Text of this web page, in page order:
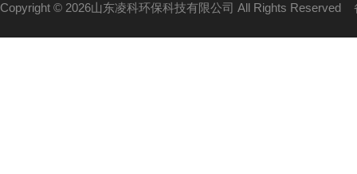
Copyright © 2026山东凌科环保科技有限公司 All Rights Reserved